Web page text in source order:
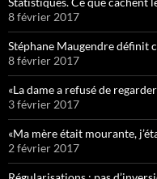
8 février 2017
Stéphane Maugendre définit
8 février 2017
«La dame a refusé de
3 février 2017
«Ma mère était mourante,
2 février 2017